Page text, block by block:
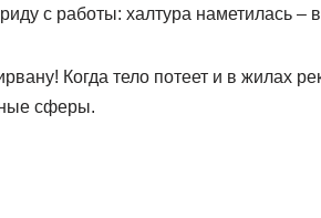
с работы: халтура наметилась –
Когда тело потеет и в жилах
сферы.